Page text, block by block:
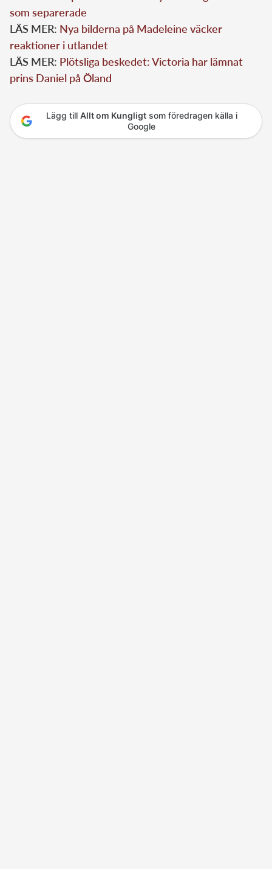
som separerade
LÄS MER: Nya bilderna på Madeleine väcker
reaktioner i utlandet
LÄS MER: Plötsliga beskedet: Victoria har lämnat
prins Daniel på Öland
Lägg till Allt om Kungligtsom föredragen källa i
Google